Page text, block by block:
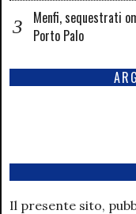
Menfi, sequestrati
Porto Palo
Il presente sito,